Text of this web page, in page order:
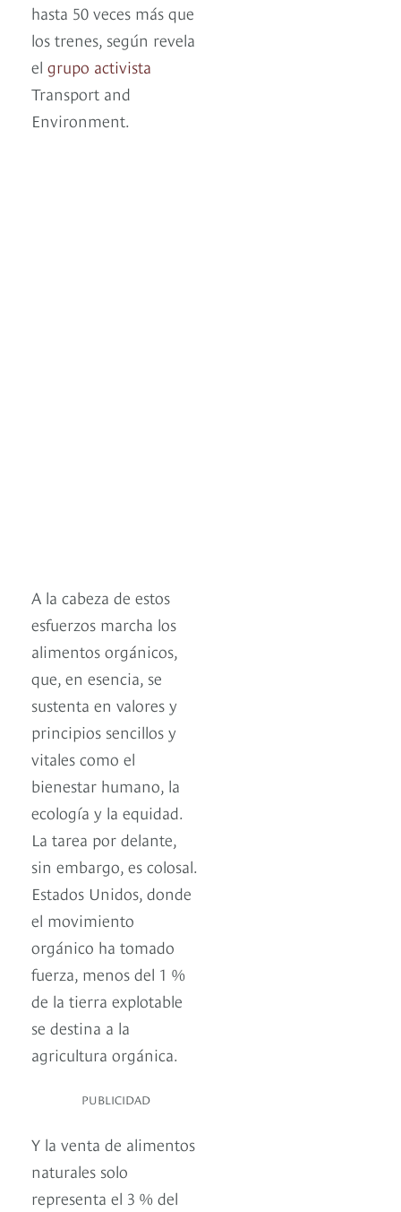
hasta 50 veces más que
los trenes, según revela
el grupo activista
Transport and
Environment.
A la cabeza de estos
esfuerzos marcha los
alimentos orgánicos,
que, en esencia, se
sustenta en valores y
principios sencillos y
vitales como el
bienestar humano, la
ecología y la equidad.
La tarea por delante,
sin embargo, es colosal.
Estados Unidos, donde
el movimiento
orgánico ha tomado
fuerza, menos del 1 %
de la tierra explotable
se destina a la
agricultura orgánica.
PUBLICIDAD
Y la venta de alimentos
naturales solo
representa el 3 % del